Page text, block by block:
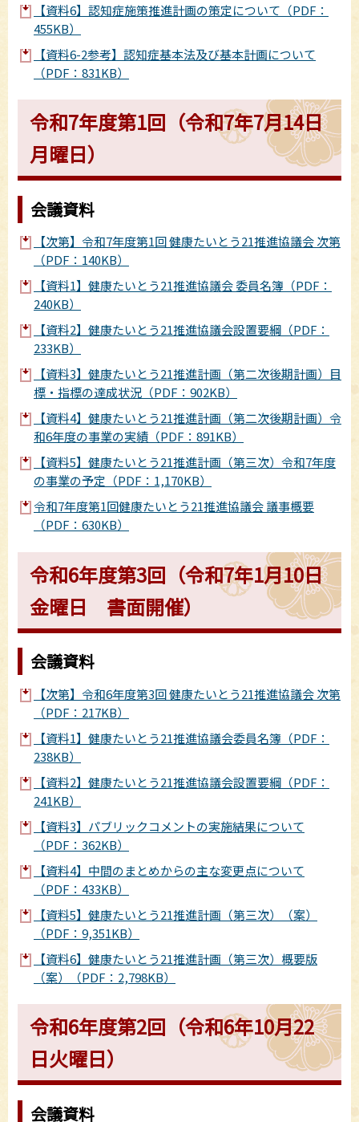
【資料6】認知症施策推進計画の策定について（PDF：
455KB）
【資料6-2参考】認知症基本法及び基本計画について
（PDF：831KB）
令和7年度第1回（令和7年7月14日
月曜日）
会議資料
【次第】令和7年度第1回 健康たいとう21推進協議会 次第
（PDF：140KB）
【資料1】健康たいとう21推進協議会 委員名簿（PDF：
240KB）
【資料2】健康たいとう21推進協議会設置要綱（PDF：
233KB）
【資料3】健康たいとう21推進計画（第二次後期計画）目
標・指標の達成状況（PDF：902KB）
【資料4】健康たいとう21推進計画（第二次後期計画）令
和6年度の事業の実績（PDF：891KB）
【資料5】健康たいとう21推進計画（第三次）令和7年度
の事業の予定（PDF：1,170KB）
令和7年度第1回健康たいとう21推進協議会 議事概要
（PDF：630KB）
令和6年度第3回（令和7年1月10日
金曜日 書面開催）
会議資料
【次第】令和6年度第3回 健康たいとう21推進協議会 次第
（PDF：217KB）
【資料1】健康たいとう21推進協議会委員名簿（PDF：
238KB）
【資料2】健康たいとう21推進協議会設置要綱（PDF：
241KB）
【資料3】パブリックコメントの実施結果について
（PDF：362KB）
【資料4】中間のまとめからの主な変更点について
（PDF：433KB）
【資料5】健康たいとう21推進計画（第三次）（案）
（PDF：9,351KB）
【資料6】健康たいとう21推進計画（第三次）概要版
（案）（PDF：2,798KB）
令和6年度第2回（令和6年10月22
日火曜日）
会議資料